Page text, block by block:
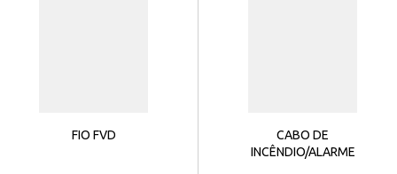
FIO FVD
CABO DE
INCÊNDIO/ALARME